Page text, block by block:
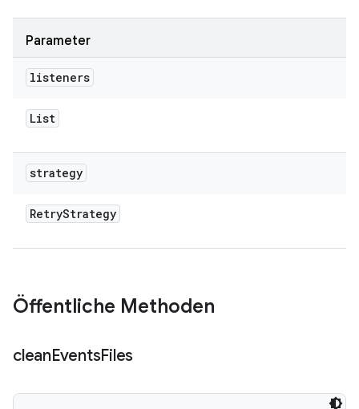
Parameter
listeners
List
strategy
RetryStrategy
Öffentliche Methoden
cleanEventsFiles